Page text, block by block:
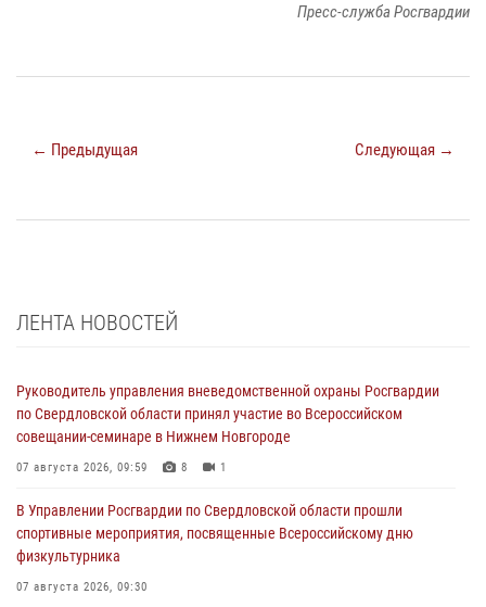
Пресс-служба Росгвардии
← Предыдущая Следующая →
ЛЕНТА НОВОСТЕЙ
Руководитель управления вневедомственной охраны Росгвардии
по Свердловской области принял участие во Всероссийском
совещании-семинаре в Нижнем Новгороде
07 августа 2026, 09:59 8 1
В Управлении Росгвардии по Свердловской области прошли
спортивные мероприятия, посвященные Всероссийскому дню
физкультурника
07 августа 2026, 09:30